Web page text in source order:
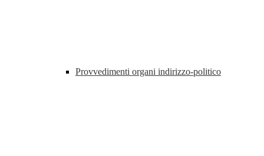
Provvedimenti organi indirizzo-politico